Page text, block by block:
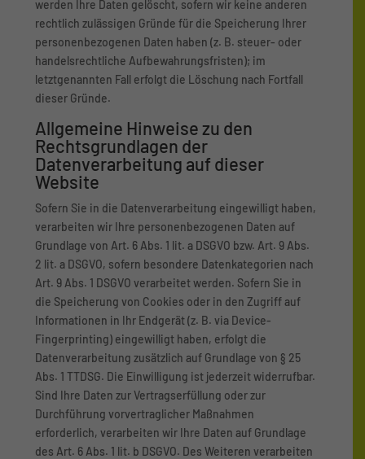
werden Ihre Daten gelöscht, sofern wir keine anderen
rechtlich zulässigen Gründe für die Speicherung Ihrer
personenbezogenen Daten haben (z. B. steuer- oder
handelsrechtliche Aufbewahrungsfristen); im
letztgenannten Fall erfolgt die Löschung nach Fortfall
dieser Gründe.
Allgemeine Hinweise zu den
Rechtsgrundlagen der
Datenverarbeitung auf dieser
Website
Sofern Sie in die Datenverarbeitung eingewilligt haben,
verarbeiten wir Ihre personenbezogenen Daten auf
Grundlage von Art. 6 Abs. 1 lit. a DSGVO bzw. Art. 9 Abs.
2 lit. a DSGVO, sofern besondere Datenkategorien nach
Art. 9 Abs. 1 DSGVO verarbeitet werden. Sofern Sie in
die Speicherung von Cookies oder in den Zugriff auf
Informationen in Ihr Endgerät (z. B. via Device-
Fingerprinting) eingewilligt haben, erfolgt die
Datenverarbeitung zusätzlich auf Grundlage von § 25
Abs. 1 TTDSG. Die Einwilligung ist jederzeit widerrufbar.
Sind Ihre Daten zur Vertragserfüllung oder zur
Durchführung vorvertraglicher Maßnahmen
erforderlich, verarbeiten wir Ihre Daten auf Grundlage
des Art. 6 Abs. 1 lit. b DSGVO. Des Weiteren verarbeiten